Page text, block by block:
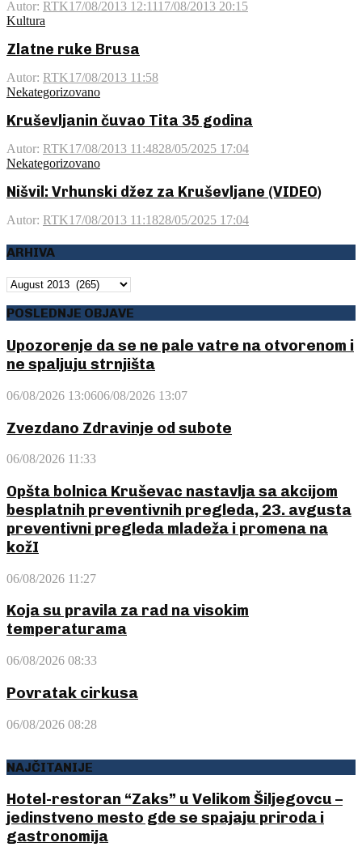
Autor: RTK17/08/2013 12:1117/08/2013 20:15
Kultura
Zlatne ruke Brusa
Autor: RTK17/08/2013 11:58
Nekategorizovano
Kruševljanin čuvao Tita 35 godina
Autor: RTK17/08/2013 11:4828/05/2025 17:04
Nekategorizovano
Nišvil: Vrhunski džez za Kruševljane (VIDEO)
Autor: RTK17/08/2013 11:1828/05/2025 17:04
ARHIVA
ARHIVA
POSLEDNJE OBJAVE
Upozorenje da se ne pale vatre na otvorenom i
ne spaljuju strnjišta
06/08/2026 13:0606/08/2026 13:07
Zvezdano Zdravinje od subote
06/08/2026 11:33
Opšta bolnica Kruševac nastavlja sa akcijom
besplatnih preventivnih pregleda, 23. avgusta
preventivni pregleda mladeža i promena na
kožI
06/08/2026 11:27
Koja su pravila za rad na visokim
temperaturama
06/08/2026 08:33
Povratak cirkusa
06/08/2026 08:28
NAJČITANIJE
Hotel-restoran “Zaks” u Velikom Šiljegovcu –
jedinstveno mesto gde se spajaju priroda i
gastronomija